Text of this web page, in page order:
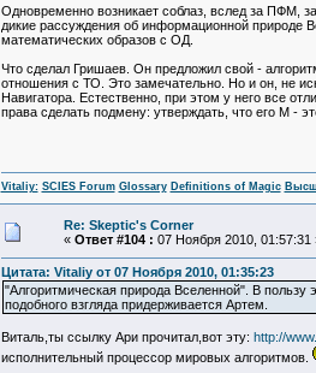
Одновременно возникает соблаз, вслед за ПФМ,
дикие рассуждения об информационной природе
математических образов с ОД.
Что сделал Гришаев. Он предложил свой -
отношения с ТО. Это замечательно. Но и он, не
Навигатора. Естественно, при этом у него все
права сделать подмену: утверждать, что его М -
Vitaliy: SCIES Forum Glossary Definitions of Magic
Re: Skeptic's Corner
« Ответ #104 : 07 Ноября 2010, 01:57:31
Цитата: Vitaliy от 07 Ноября 2010, 01:35:23
"Алгоритмическая природа Вселенной". В
подобного взгляда придерживается Артем.
Виталь,ты ссылку Ари прочитал,вот эту: http://
исполнительный процессор мировых алгоритмов.